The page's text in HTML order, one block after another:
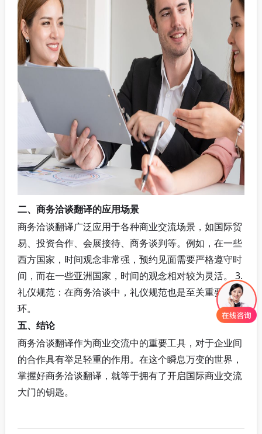
二、商务洽谈翻译的应用场景
商务洽谈翻译广泛应用于各种商业交流场景，如国际贸
易、投资合作、会展接待、商务谈判等。例如，在一些
西方国家，时间观念非常强，预约见面需要严格遵守时
间，而在一些亚洲国家，时间的观念相对较为灵活。 3.
礼仪规范：在商务洽谈中，礼仪规范也是至关重要的一
环。
五、结论
商务洽谈翻译作为商业交流中的重要工具，对于企业间
的合作具有举足轻重的作用。在这个瞬息万变的世界，
掌握好商务洽谈翻译，就等于拥有了开启国际商业交流
大门的钥匙。